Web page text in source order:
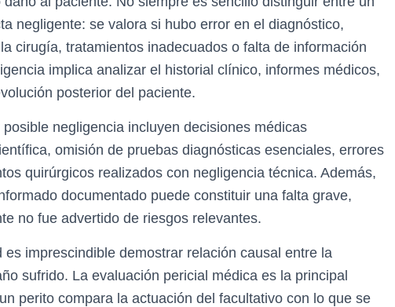
negligente: se valora si hubo error en el diagnóstico,
cirugía, tratamientos inadecuados o falta de información
implica analizar el historial clínico, informes médicos,
posterior del paciente.
negligencia incluyen decisiones médicas
omisión de pruebas diagnósticas esenciales, errores
quirúrgicos realizados con negligencia técnica. Además,
documentado puede constituir una falta grave,
no fue advertido de riesgos relevantes.
imprescindible demostrar relación causal entre la
sufrido. La evaluación pericial médica es la principal
perito compara la actuación del facultativo con lo que se